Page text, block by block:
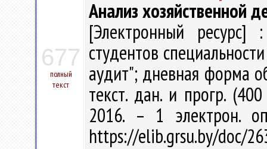
677
полный
текст
Анализ хозяйственной
[Электронный ресурс]
студентов
аудит"; дневная форма
текст. дан. и прогр.
2016. – 1 электрон.
https://elib.grsu.by/doc/